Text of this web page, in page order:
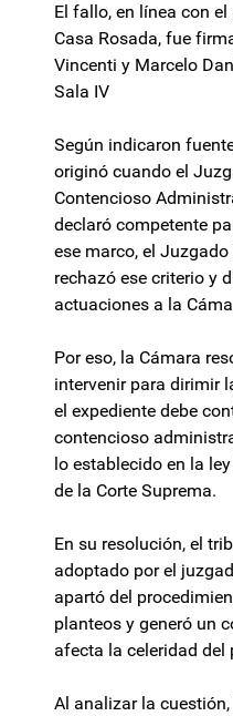
El fallo, en línea con
Casa Rosada, fue
Vincenti y Marcelo
Sala IV
Según indicaron
originó cuando el
Contencioso
declaró competente
ese marco, el
rechazó ese criterio y
actuaciones a la
Por eso, la Cámara
intervenir para dirimir
el expediente debe
contencioso
lo establecido en la
de la Corte Suprema.
En su resolución, el
adoptado por el
apartó del
planteos y generó un
afecta la celeridad del
Al analizar la